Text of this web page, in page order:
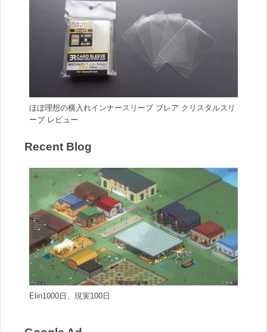
ほぼ理想の横入れインナースリーブ ブレア クリスタルスリ
ーブ レビュー
Recent Blog
Elin1000日、現実100日